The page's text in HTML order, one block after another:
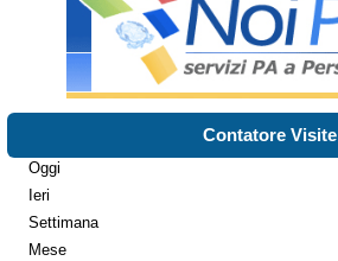
Contatore Visite
Oggi
Ieri
Settimana
Mese